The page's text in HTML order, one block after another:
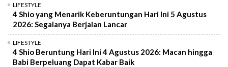
LIFESTYLE
4 Shio yang Menarik Keberuntungan Hari Ini 5 Agustus
2026: Segalanya Berjalan Lancar
LIFESTYLE
4 Shio Beruntung Hari Ini 4 Agustus 2026: Macan hingga
Babi Berpeluang Dapat Kabar Baik